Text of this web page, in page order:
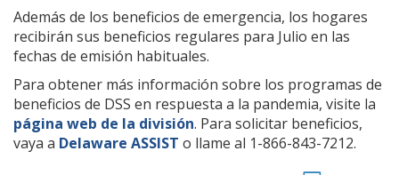
Además de los beneficios de emergencia, los hogares
recibirán sus beneficios regulares para Julio en las
fechas de emisión habituales.
Para obtener más información sobre los programas de
beneficios de DSS en respuesta a la pandemia, visite la
página web de la división. Para solicitar beneficios,
vaya a Delaware ASSIST o llame al 1-866-843-7212.